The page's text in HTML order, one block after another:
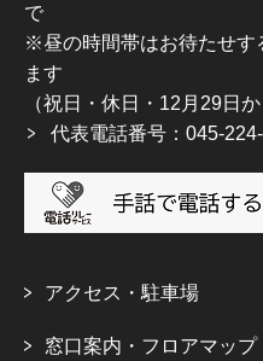
で
※昼の時間帯はお待たせす
ます
（祝日・休日・12月29日
代表電話番号：045-
アクセス・駐車場
窓口案内・フロアマップ